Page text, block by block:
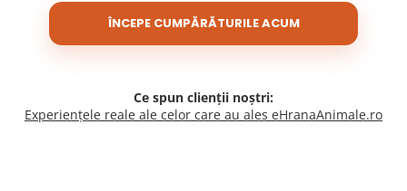
ÎNCEPE CUMPĂRĂTURILE ACUM
Ce spun clienții noștri:
Experiențele reale ale celor care au ales eHranaAnimale.ro